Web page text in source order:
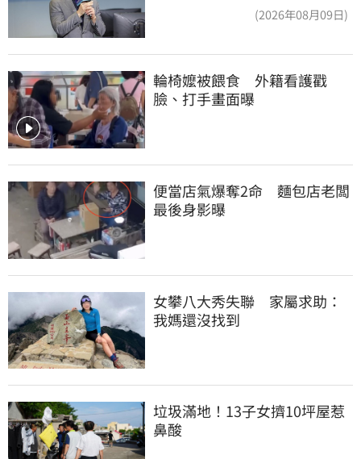
(2026年08月09日)
輪椅嬤被餵食　外籍看護戳
臉、打手畫面曝
便當店氣爆奪2命　麵包店老闆
最後身影曝
女攀八大秀失聯　家屬求助：
我媽還沒找到
垃圾滿地！13子女擠10坪屋惹
鼻酸